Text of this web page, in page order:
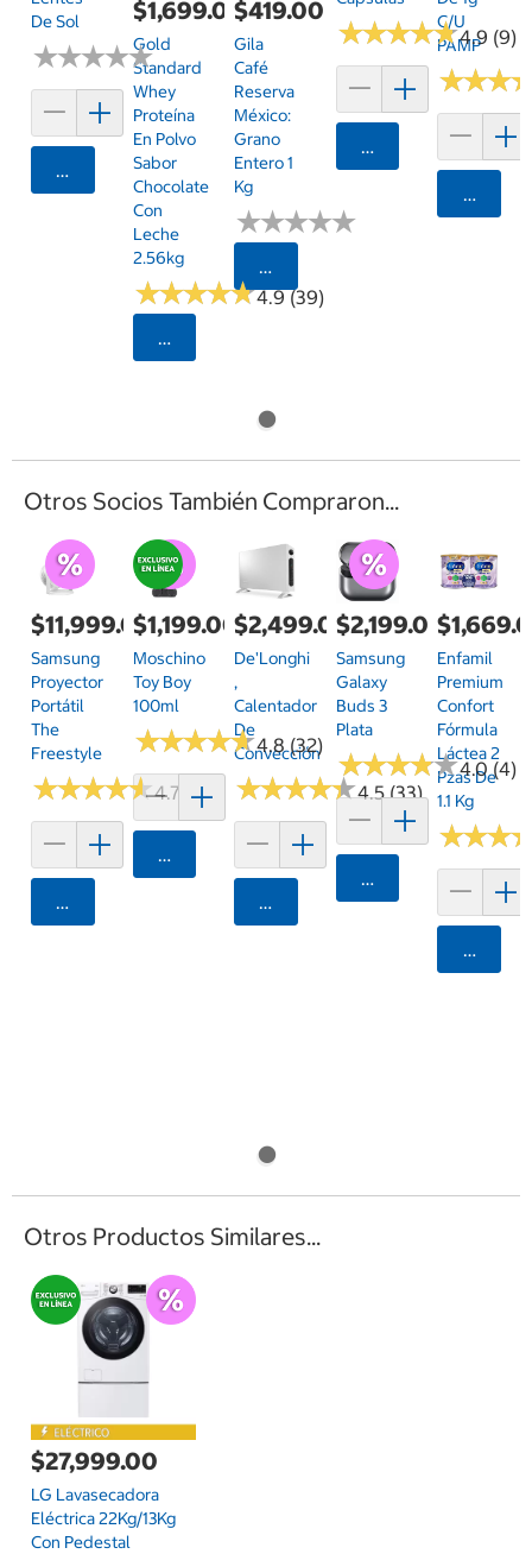
De Sol
★★★★★
★★★★★
Agregar
$1,699.00
Gold
Standard
Whey
Proteína
En Polvo
Sabor
Chocolate
Con
Leche
2.56kg
★★★★★
★★★★★4.9 (39)
Seleccionar Código Postal
$419.00
Gila
Café
Reserva
México:
Grano
Entero 1
Kg
★★★★★
★★★★★
Seleccionar Código Postal
★★★★★
★★★★★4.9 (9)
Agregar
C/u
PAMP
★★★
★★★
Otros Socios También Compraron...
$11,999.00
Samsung
Proyector
Portátil
The
Freestyle
★★★★★
★★★★★4.7 (9)
Agregar
$1,199.00
Moschino
Toy Boy
100ml
★★★★★
★★★★★4.8 (32)
Agregar
$2,499.00
De'Longhi
,
Calentador
De
Convección
★★★★★
★★★★★4.5 (33)
Agregar
$2,199.00
Samsung
Galaxy
Buds 3
Plata
★★★★★
★★★★★4.0 (4)
Agregar
Enfamil
Premium
Confort
Fórmula
Láctea 2
Pzas De
1.1 Kg
★★★
★★★
Otros Productos Similares...
$27,999.00
LG Lavasecadora
Eléctrica 22Kg/13Kg
Con Pedestal